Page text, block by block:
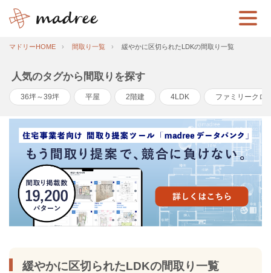
マドリーHOME 間取り一覧 緩やかに区切られたLDKの間取り一覧
人気のタグから間取りを探す
36坪～39坪 平屋 2階建 4LDK ファミリークロ
緩やかに区切られたLDKの間取り一覧